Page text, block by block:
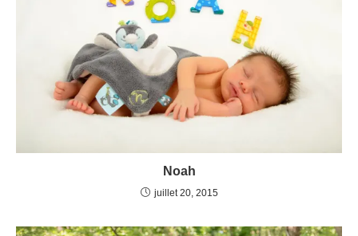
Noah
juillet 20, 2015